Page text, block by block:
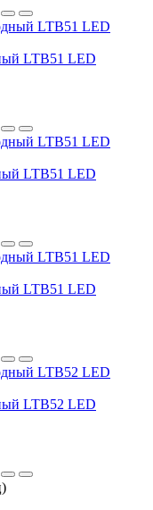
LTB51 LED
LTB51 LED
LTB51 LED
LTB52 LED